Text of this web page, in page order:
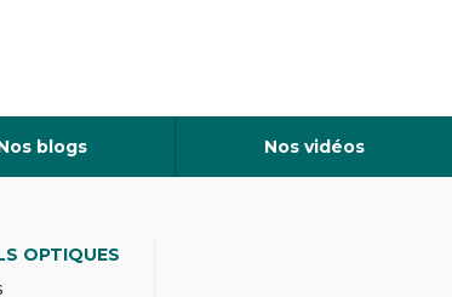
blogs Nos vidéos
OPTIQUES